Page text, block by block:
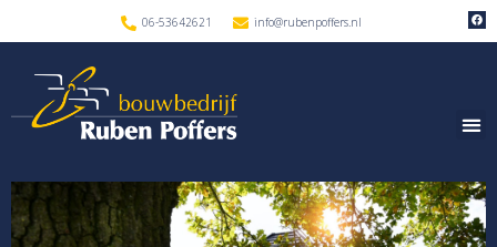
06-53642621 info@rubenpoffers.nl